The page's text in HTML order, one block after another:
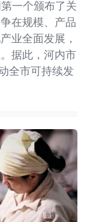
一个颁布了关
在规模、产品
业全面发展，
据此，河内市
全市可持续发